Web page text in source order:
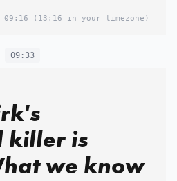
09:16 (13:16 in your timezone)
09:33
killer is
we know